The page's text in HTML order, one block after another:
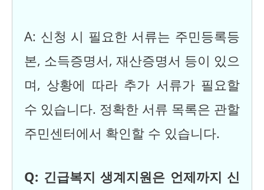
A: 신청 시 필요한 서류는 주민등록등
본, 소득증명서, 재산증명서 등이 있으
며, 상황에 따라 추가 서류가 필요할
수 있습니다. 정확한 서류 목록은 관할
주민센터에서 확인할 수 있습니다.
Q: 긴급복지 생계지원은 언제까지 신